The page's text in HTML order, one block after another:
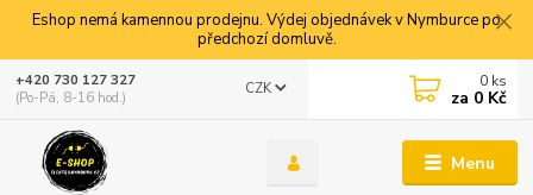
Eshop nemá kamennou prodejnu. Výdej objednávek v Nymburce po
předchozí domluvě.
Menu
CZK
+420 730 127 327
(Po-Pá, 8-16 hod.)
0 ks
za 0 Kč